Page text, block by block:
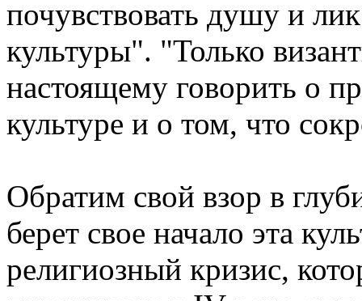
почувствовать душу и
культуры". "Только
настоящему говорить о
культуре и о том, что
Обратим свой взор в
берет свое начало эта
религиозный кризис,